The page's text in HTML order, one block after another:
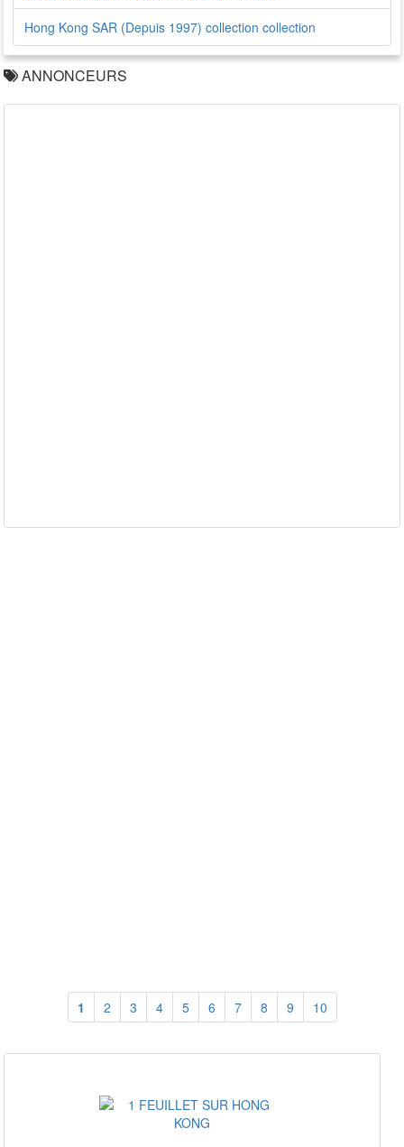
Hong Kong SAR (Depuis 1997) collection collection
ANNONCEURS
1 2 3 4 5 6 7 8 9 10